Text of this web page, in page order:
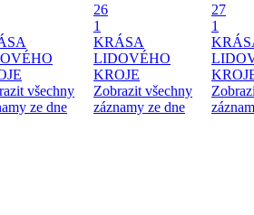
všechny
ze dne
26
1
KRÁSA
LIDOVÉHO
KROJE
Zobrazit všechny
záznamy ze dne
27
1